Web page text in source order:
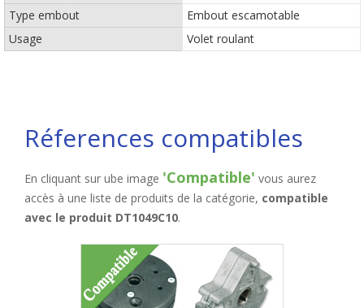
Type embout
Embout escamotable
Usage
Volet roulant
Réferences compatibles
En cliquant sur ube image 'Compatible' vous aurez
accès à une liste de produits de la catégorie, compatible
avec le produit DT1049C10.